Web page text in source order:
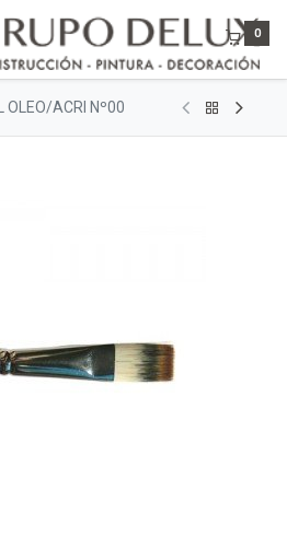
0
OLEO/ACRI Nº00